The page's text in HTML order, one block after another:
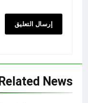
Related News